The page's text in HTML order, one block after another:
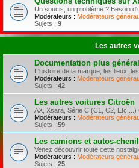
Un soucis, un problème ? Besoin
Modérateurs : Modérateurs
Sujets : 9
Les autres
Documentation plus
L'histoire de la marque, les lieux, les
Modérateurs : Modérateurs
Sujets : 42
Les autres voitures Citroën
AX, Xsara, Série C (C1, C2,
Modérateurs : Modérateurs
Sujets : 59
Les camions et autos-
Venez découvrir toute cette
Modérateurs : Modérateurs
Sujets : 25